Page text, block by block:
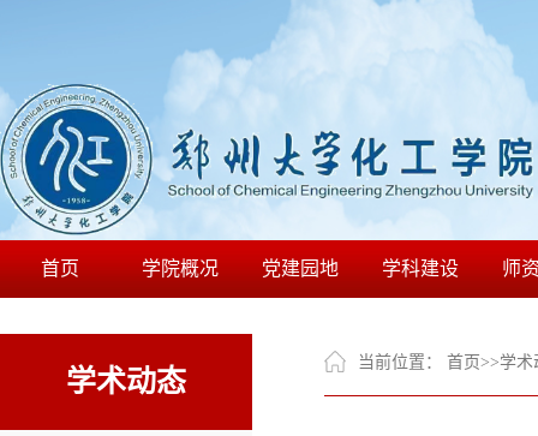
首页 学院概况 党建园地 学科建设 师
学术动态
当前位置： 首页>>学术